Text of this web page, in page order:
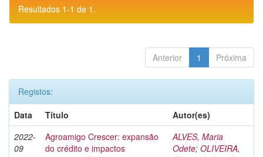
Resultados 1-1 de 1.
Anterior 1 Próxima
Registos:
Data
Título
Autor(es)
2022-
09
Agroamigo Crescer: expansão
do crédito e impactos
ALVES, Maria
Odete; OLIVEIRA,